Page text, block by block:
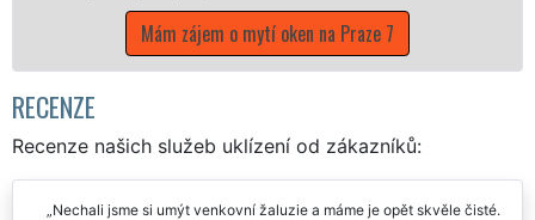
zájem o mytí oken na Praze 7
RECENZE